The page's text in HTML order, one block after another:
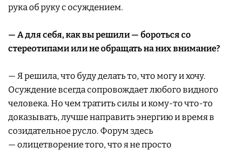
рука об руку с осуждением.
— А для себя, как вы решили — бороться со
стереотипами или не обращать на них внимание?
— Я решила, что буду делать то, что могу и хочу.
Осуждение всегда сопровождает любого видного
человека. Но чем тратить силы и кому-то что-то
доказывать, лучше направить энергию и время в
созидательное русло. Форум здесь
— олицетворение того, что я не просто